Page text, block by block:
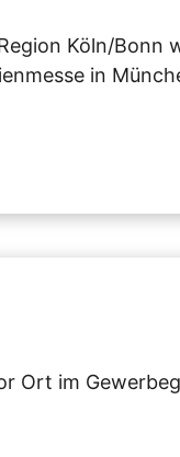
Köln/Bonn
in
Ort im